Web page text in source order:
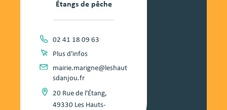
Étangs de pêche
02 41 18 09 63
Plus d'infos
mairie.marigne@leshaut
sdanjou.fr
20 Rue de l'Étang,
49330 Les Hauts-